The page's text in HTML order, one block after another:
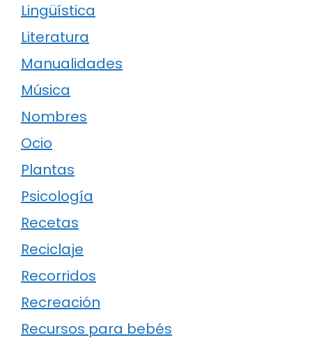
Lingüística
Literatura
Manualidades
Música
Nombres
Ocio
Plantas
Psicología
Recetas
Reciclaje
Recorridos
Recreación
Recursos para bebés